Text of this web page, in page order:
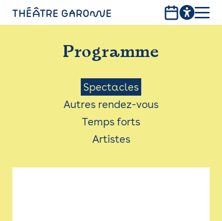
PROGRAMME
INFOS PRATIQUES
AVEC LES PUBLICS
ACCESSIBILITÉ
LES PRODUCTIONS
Programme
Menu
Saison
Spectacles
Autres rendez-vous
Temps forts
Artistes